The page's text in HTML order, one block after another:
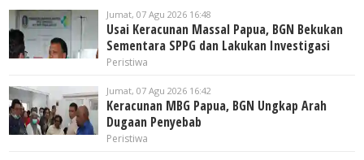
Jumat, 07 Agu 2026 16:48
Usai Keracunan Massal Papua, BGN Bekukan
Sementara SPPG dan Lakukan Investigasi
Peristiwa
Jumat, 07 Agu 2026 16:42
Keracunan MBG Papua, BGN Ungkap Arah
Dugaan Penyebab
Peristiwa